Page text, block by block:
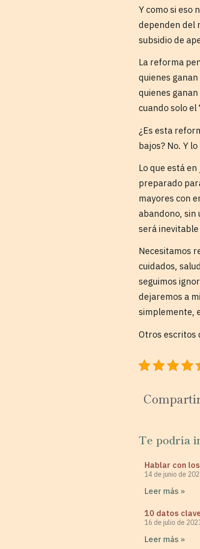
Y como si eso
dependen del
subsidio de
La reforma
quienes
quienes
cuando solo
¿Es esta
bajos? No. Y
Lo que está
preparado
mayores con
abandono, sin
será
Necesitamos
cuidados,
seguimos
dejaremos a
simplemente,
Otros escritos
Te podría
Hablar con
14 de junio de
Leer más »
10 datos
16 de julio de
Leer más »